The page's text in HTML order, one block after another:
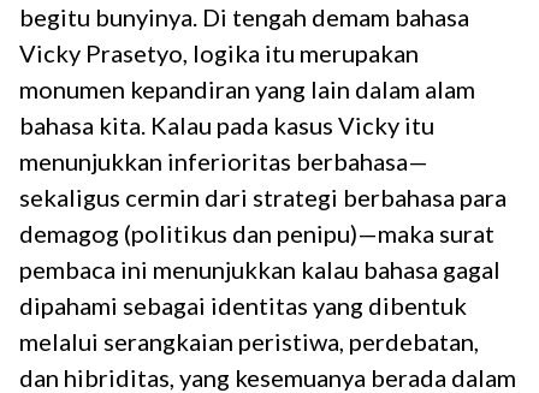
begitu bunyinya. Di tengah demam bahasa
Vicky Prasetyo, logika itu merupakan
monumen kepandiran yang lain dalam alam
bahasa kita. Kalau pada kasus Vicky itu
menunjukkan inferioritas berbahasa—
sekaligus cermin dari strategi berbahasa para
demagog (politikus dan penipu)—maka surat
pembaca ini menunjukkan kalau bahasa gagal
dipahami sebagai identitas yang dibentuk
melalui serangkaian peristiwa, perdebatan,
dan hibriditas, yang kesemuanya berada dalam